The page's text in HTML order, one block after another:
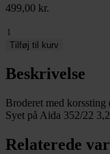
499,00 kr.
Snemand
får
-
68-
antal
Tilføj til kurv
Beskrivelse
Broderet med
Syet på Aida 352/22
Relaterede